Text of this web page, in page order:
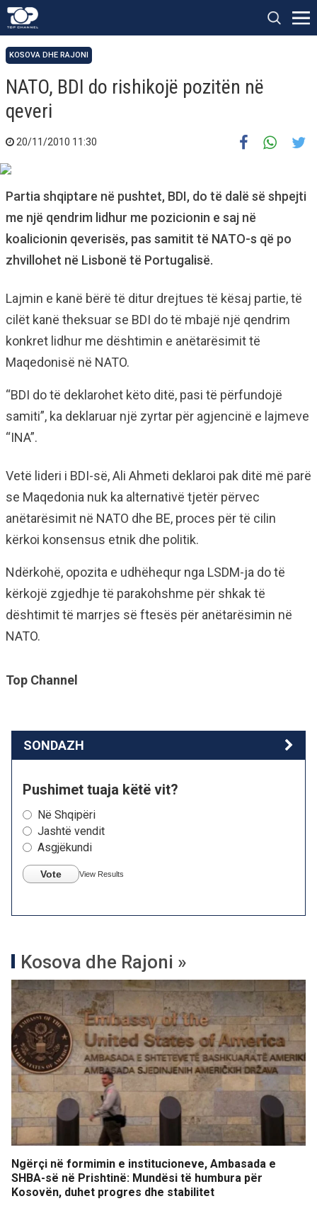
KOSOVA DHE RAJONI
NATO, BDI do rishikojë pozitën në
qeveri
20/11/2010 11:30
Partia shqiptare në pushtet, BDI, do të dalë së shpejti
me një qendrim lidhur me pozicionin e saj në
koalicionin qeverisës, pas samitit të NATO-s që po
zhvillohet në Lisbonë të Portugalisë.
Lajmin e kanë bërë të ditur drejtues të kësaj partie, të
cilët kanë theksuar se BDI do të mbajë një qendrim
konkret lidhur me dështimin e anëtarësimit të
Maqedonisë në NATO.
“BDI do të deklarohet këto ditë, pasi të përfundojë
samiti”, ka deklaruar një zyrtar për agjencinë e lajmeve
“INA”.
Vetë lideri i BDI-së, Ali Ahmeti deklaroi pak ditë më parë
se Maqedonia nuk ka alternativë tjetër përvec
anëtarësimit në NATO dhe BE, proces për të cilin
kërkoi konsensus etnik dhe politik.
Ndërkohë, opozita e udhëhequr nga LSDM-ja do të
kërkojë zgjedhje të parakohshme për shkak të
dështimit të marrjes së ftesës për anëtarësimin në
NATO.
Top Channel
SONDAZH
Pushimet tuaja këtë vit?
Në Shqipëri
Jashtë vendit
Asgjëkundi
Vote View Results
Kosova dhe Rajoni »
Ngërçi në formimin e institucioneve, Ambasada e
SHBA-së në Prishtinë: Mundësi të humbura për
Kosovën, duhet progres dhe stabilitet